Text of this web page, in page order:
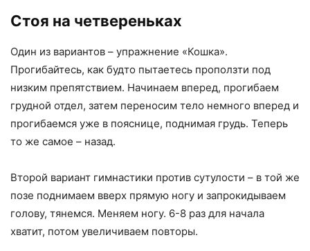
Стоя на четвереньках
Один из вариантов – упражнение «Кошка».
Прогибайтесь, как будто пытаетесь проползти под
низким препятствием. Начинаем вперед, прогибаем
грудной отдел, затем переносим тело немного вперед и
прогибаемся уже в пояснице, поднимая грудь. Теперь
то же самое – назад.
Второй вариант гимнастики против сутулости – в той же
позе поднимаем вверх прямую ногу и запрокидываем
голову, тянемся. Меняем ногу. 6-8 раз для начала
хватит, потом увеличиваем повторы.